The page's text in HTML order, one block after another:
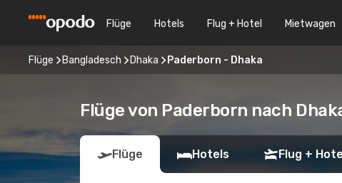
Flüge Hotels Flug + Hotel Mietwagen
Flüge Bangladesch Dhaka Paderborn - Dhaka
Flüge von Paderborn nach
Flüge Hotels Flug +